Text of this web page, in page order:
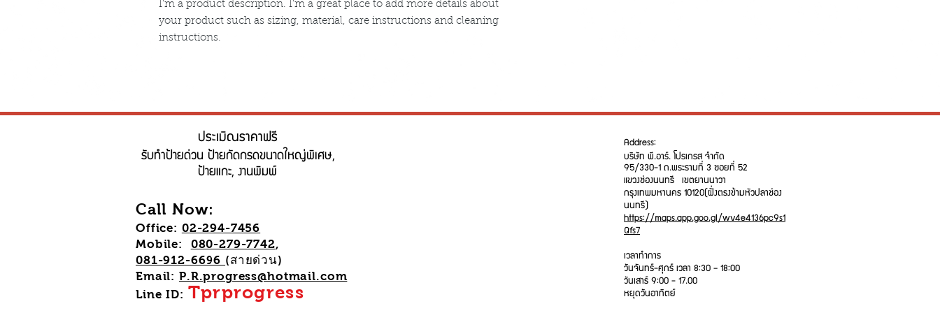
I'm a product description. I'm a great place to add more details about
your product such as sizing, material, care instructions and cleaning
instructions.
ประเมิณราคาฟรี
รับทำป้ายด่วน ป้ายกัดกรดขนาดใหญ่พิเศษ,
ป้ายแกะ, งานพิมพ์
Call Now:
Office: 02-294-7456
Mobile: 080-279-7742,
081-912-6696 (สายด่วน)
Email: P.R.progress@hotmail.com
Line ID: Tprprogress
Address:
บริษัท พี.อาร์. โปรเกรส จำกัด
95/330-1 ถ.พระรามที่ 3 ซอยที่ 52
แขวงช่องนนทรี เขตยานนาวา
กรุงเทพมหานคร 10120 (ฝั่งตรงข้ามหัวปลาช่อง
นนทรี)
https://maps.app.goo.gl/wv4e4136pc9s1
Qfs7
เวลาทำการ
วันจันทร์-ศุกร์ เวลา 8:30 – 18:00
วันเสาร์ 9:00 - 17.00
หยุดวันอาทิตย์